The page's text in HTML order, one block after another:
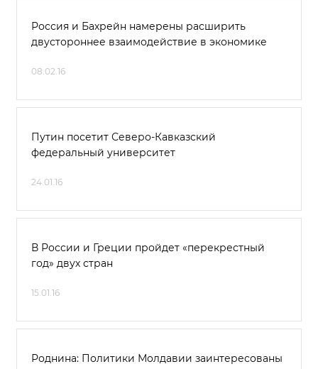
Россия и Бахрейн намерены расширить
двустороннее взаимодействие в экономике
08.02.16
Путин посетит Северо-Кавказский
федеральный университет
24.01.16
В России и Греции пройдет «перекрестный
год» двух стран
15.01.16
Роднина: Политики Молдавии заинтересованы